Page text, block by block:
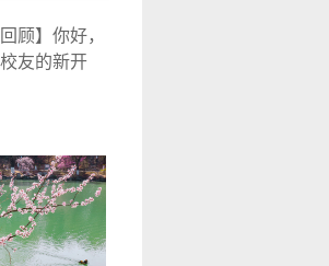
顾】你好，
友的新开